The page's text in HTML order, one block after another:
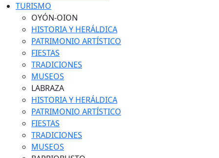
TURISMO
OYÓN-OION
HISTORIA Y HERÁLDICA
PATRIMONIO ARTÍSTICO
FIESTAS
TRADICIONES
MUSEOS
LABRAZA
HISTORIA Y HERÁLDICA
PATRIMONIO ARTÍSTICO
FIESTAS
TRADICIONES
MUSEOS